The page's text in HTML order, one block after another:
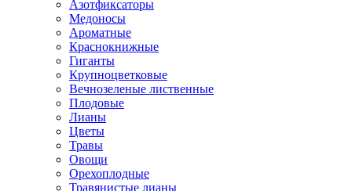
Азотфиксаторы
Медоносы
Ароматные
Краснокнижные
Гиганты
Крупноцветковые
Вечнозеленые лиственные
Плодовые
Лианы
Цветы
Травы
Овощи
Орехоплодные
Травянистые лианы